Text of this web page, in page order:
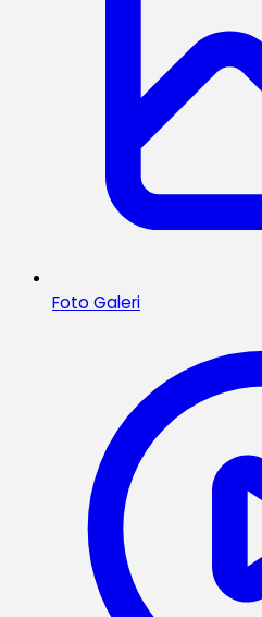
Foto Galeri